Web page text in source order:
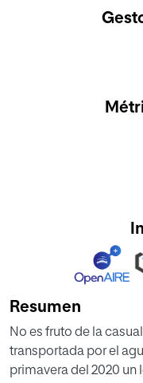
Resumen
No es fruto de la
transportada por el agua y
primavera del 2020 un lecho de siembra óptimo donde